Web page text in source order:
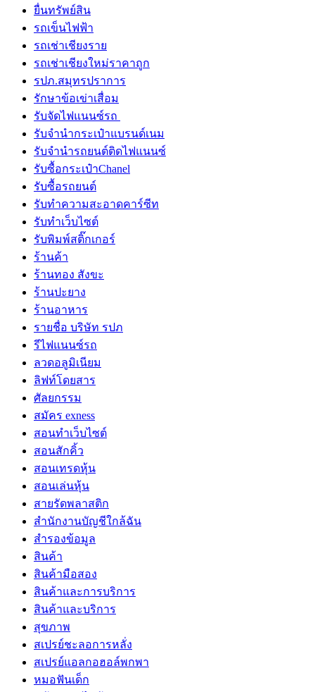
ยื่นทรัพย์สิน
รถเข็นไฟฟ้า
รถเช่าเชียงราย
รถเช่าเชียงใหม่ราคาถูก
รปภ.สมุทรปราการ
รักษาข้อเข่าเสื่อม
รับจัดไฟแนนซ์รถ
รับจำนำกระเป๋าแบรนด์เนม
รับจํานํารถยนต์ติดไฟแนนซ์
รับซื้อกระเป๋าChanel
รับซื้อรถยนต์
รับทำความสะอาดคาร์ซีท
รับทําเว็บไซต์
รับพิมพ์สติ๊กเกอร์
ร้านค้า
ร้านทอง สังขะ
ร้านปะยาง
ร้านอาหาร
รายชื่อ บริษัท รปภ
รีไฟแนนซ์รถ
ลวดอลูมิเนียม
ลิฟท์โดยสาร
ศัลยกรรม
สมัคร exness
สอนทำเว็บไซต์
สอนสักคิ้ว
สอนเทรดหุ้น
สอนเล่นหุ้น
สายรัดพลาสติก
สำนักงานบัญชีใกล้ฉัน
สำรองข้อมูล
สินค้า
สินค้ามือสอง
สินค้าและการบริการ
สินค้าและบริการ
สุขภาพ
สเปรย์ชะลอการหลั่ง
สเปรย์แอลกอฮอล์พกพา
หมอฟันเด็ก